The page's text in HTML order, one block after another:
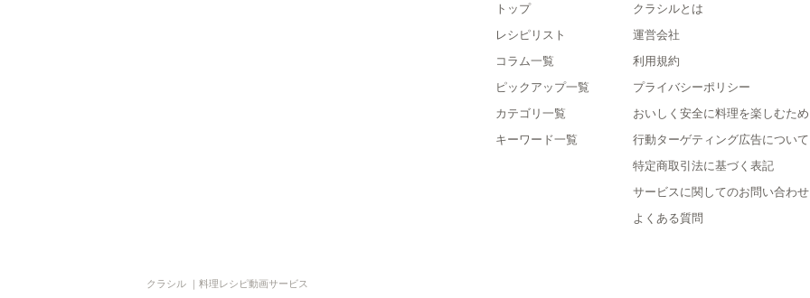
トップ
レシピリスト
コラム一覧
ピックアップ一覧
カテゴリ一覧
キーワード一覧
クラシルとは
運営会社
利用規約
プライバシーポリシー
おいしく安全に料理を楽しむため
行動ターゲティング広告について
特定商取引法に基づく表記
サービスに関してのお問い合わせ
よくある質問
クラシル ｜料理レシピ動画サービス